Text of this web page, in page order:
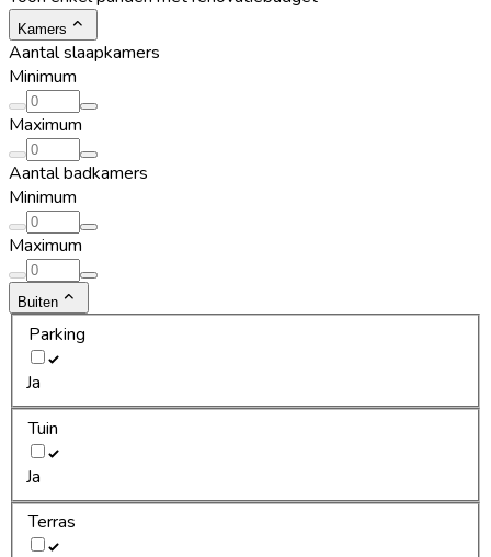
Kamers
Aantal slaapkamers
Minimum
Maximum
Aantal badkamers
Minimum
Maximum
Buiten
Parking
Ja
Tuin
Ja
Terras